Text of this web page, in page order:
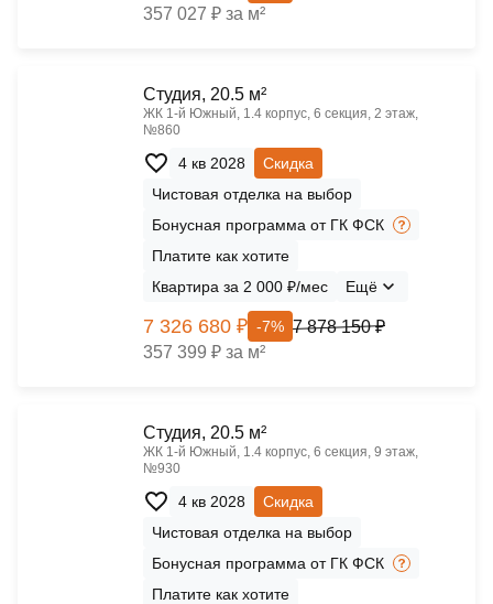
357 027 ₽ за м²
Cтудия, 20.5 м²
ЖК 1‑й Южный, 1.4 корпус, 6 секция, 2 этаж,
№860
4 кв 2028
Скидка
Чистовая отделка на выбор
Бонусная программа от ГК ФСК
Платите как хотите
Квартира за 2 000 ₽/мес
Ещё
7 326 680 ₽ -7% 7 878 150 ₽
357 399 ₽ за м²
Cтудия, 20.5 м²
ЖК 1‑й Южный, 1.4 корпус, 6 секция, 9 этаж,
№930
4 кв 2028
Скидка
Чистовая отделка на выбор
Бонусная программа от ГК ФСК
Платите как хотите